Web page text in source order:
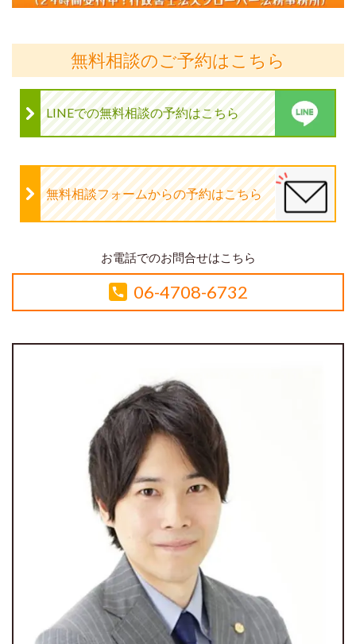
無料相談のご予約はこちら
LINEでの無料相談の予約はこちら
無料相談フォームからの予約はこちら
お電話でのお問合せはこちら
06-4708-6732